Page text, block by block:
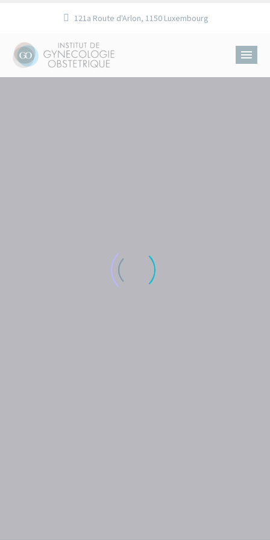
121a Route d'Arlon, 1150 Luxembourg